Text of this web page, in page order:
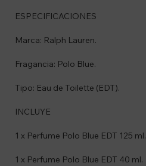
ESPECIFICACIONES
Marca: Ralph Lauren.
Fragancia: Polo Blue.
Tipo: Eau de Toilette (EDT).
INCLUYE
1 x Perfume Polo Blue EDT 125 ml.
1 x Perfume Polo Blue EDT 40 ml.